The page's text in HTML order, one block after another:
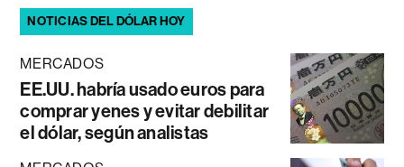
NOTICIAS DEL DÓLAR HOY
MERCADOS
EE.UU. habría usado euros para
comprar yenes y evitar debilitar
el dólar, según analistas